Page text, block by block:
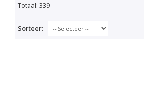
Totaal: 339
Sorteer: